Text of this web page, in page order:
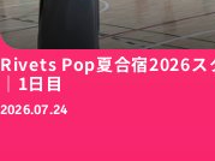
Rivets Pop夏合宿2026ス
｜1日目
2026.07.24